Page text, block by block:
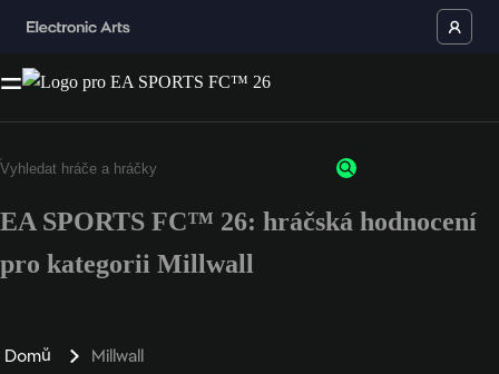
EA SPORTS FC™ 26: hráčská hodnocení
pro kategorii Millwall
Domů Millwall